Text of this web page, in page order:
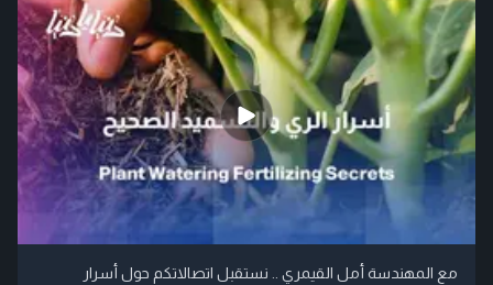
مع المهندسة أمل القيمري .. نستقبل اتصالاتكم حول أسرار